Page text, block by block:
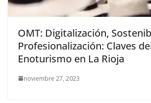
OMT: Digitalización,
Profesionalización: Claves
Enoturismo en La Rioja
noviembre 27, 2023